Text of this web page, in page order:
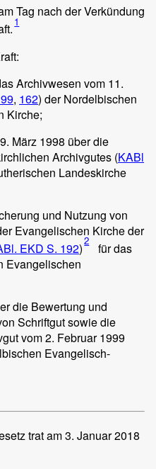
Tag nach der Verkündung
1
Archivwesen vom 11.
, 162) der Nordelbischen
Kirche;
März 1998 über die
Archivgutes (KABl
Landeskirche
und Nutzung von
Evangelischen Kirche der
EKD S. 192)2
für das
Evangelischen
die Bewertung und
Schriftgut sowie die
vom 2. Februar 1999
Evangelisch-
trat am 3. Januar 2018